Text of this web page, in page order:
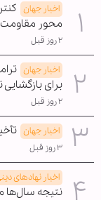
اخبار جهان
محور مقاومت
۲ روز قبل
اخبار جهان
برای
۲ روز قبل
اخبار جهان
۳ روز قبل
اخبار نهادهای
نتیجه سال‌ها